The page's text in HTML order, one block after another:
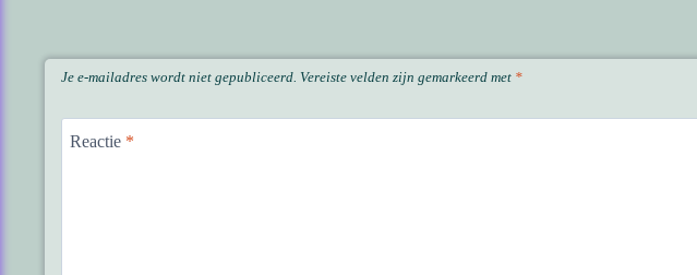
Je e-mailadres wordt niet gepubliceerd. Vereiste velden zijn gemarkeerd met *
Reactie *